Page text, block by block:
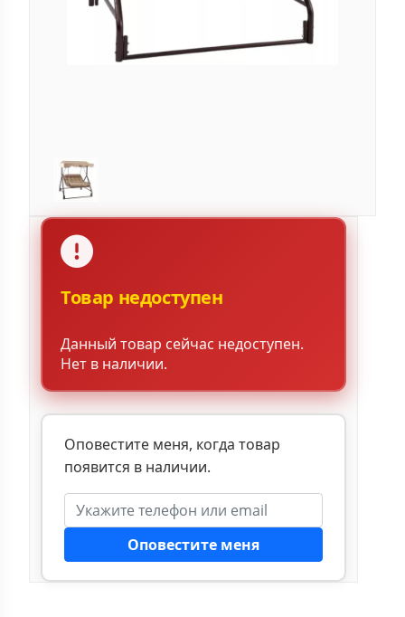
Товар недоступен
Данный товар сейчас недоступен.
Нет в наличии.
Оповестите меня, когда товар
появится в наличии.
Оповестите меня